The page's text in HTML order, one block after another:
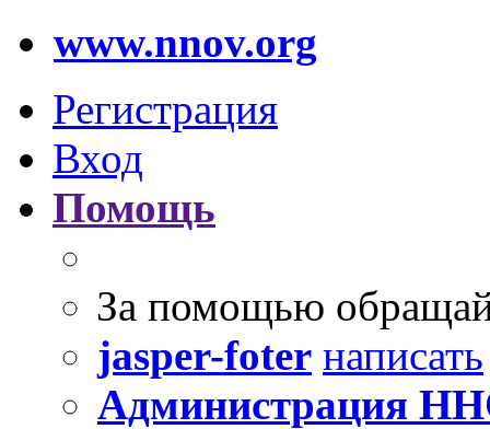
www.nnov.org
Регистрация
Вход
Помощь
За помощью
jasper-foter написать
Администрация